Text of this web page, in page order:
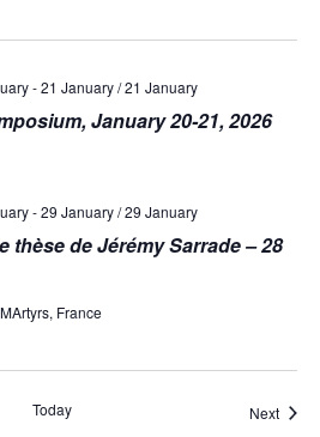
January 20-21, 2026
-21 January / 21 January
thèse de Jérémy Sarrade – 28
-29 January / 29 January
France
Today Next